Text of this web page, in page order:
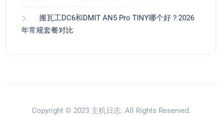
搬瓦工DC6和DMIT AN5 Pro TINY哪个好？2026
年常规套餐对比
Copyright © 2023 主机日志. All Rights Reserved.